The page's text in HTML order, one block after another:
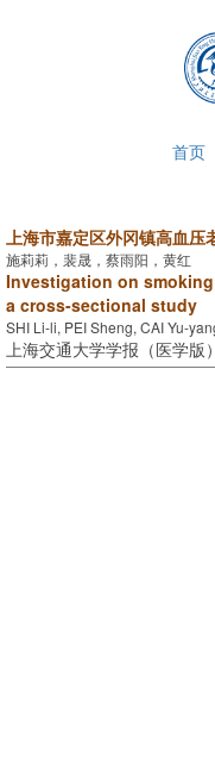
首页
上海市嘉定区外冈镇高血
施莉莉，裴晟，蔡雨阳，黄红
Investigation on
a cross-sectional study
SHI Li-li, PEI Sheng, CAI Yu-
上海交通大学学报（医学版